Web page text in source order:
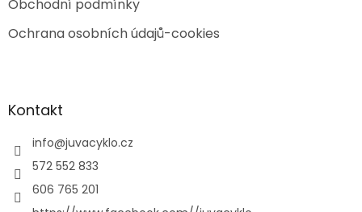
Obchodní podmínky
Ochrana osobních údajů-cookies
Kontakt
info@juvacyklo.cz
572 552 833
606 765 201